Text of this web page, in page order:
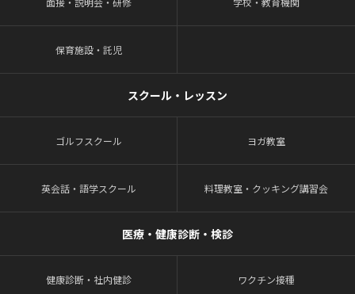
保育施設・託児
スクール・レッスン
ゴルフスクール ヨガ教室
英会話・語学スクール 料理教室・クッキング講習会
医療・健康診断・検診
健康診断・社内健診 ワクチン接種